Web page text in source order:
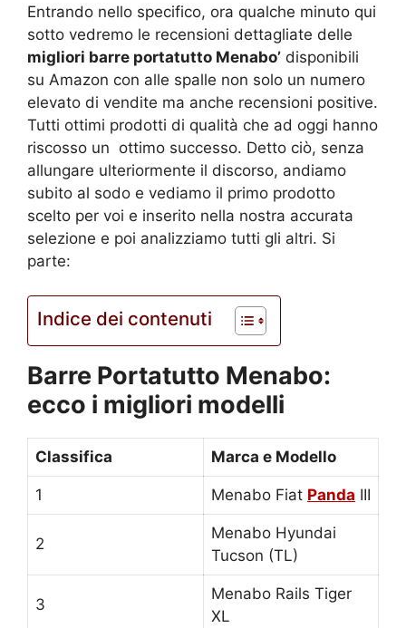
Entrando nello specifico, ora qualche minuto qui
sotto vedremo le recensioni dettagliate delle
migliori barre portatutto Menabo’ disponibili
su Amazon con alle spalle non solo un numero
elevato di vendite ma anche recensioni positive.
Tutti ottimi prodotti di qualità che ad oggi hanno
riscosso un ottimo successo. Detto ciò, senza
allungare ulteriormente il discorso, andiamo
subito al sodo e vediamo il primo prodotto
scelto per voi e inserito nella nostra accurata
selezione e poi analizziamo tutti gli altri. Si
parte:
Indice dei contenuti
Barre Portatutto Menabo:
ecco i migliori modelli
Classifica Marca e Modello
1 Menabo Fiat Panda III
2
Menabo Hyundai
Tucson (TL)
3
Menabo Rails Tiger
XL